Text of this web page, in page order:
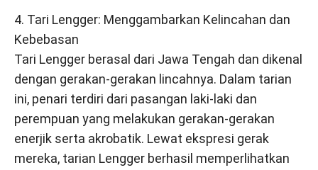
4. Tari Lengger: Menggambarkan Kelincahan dan
Kebebasan
Tari Lengger berasal dari Jawa Tengah dan dikenal
dengan gerakan-gerakan lincahnya. Dalam tarian
ini, penari terdiri dari pasangan laki-laki dan
perempuan yang melakukan gerakan-gerakan
enerjik serta akrobatik. Lewat ekspresi gerak
mereka, tarian Lengger berhasil memperlihatkan